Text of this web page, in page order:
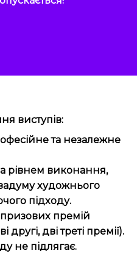
виступів:
та незалежне
рівнем виконання,
задуму художнього
підходу.
премій
дві треті премії).
не підлягає.